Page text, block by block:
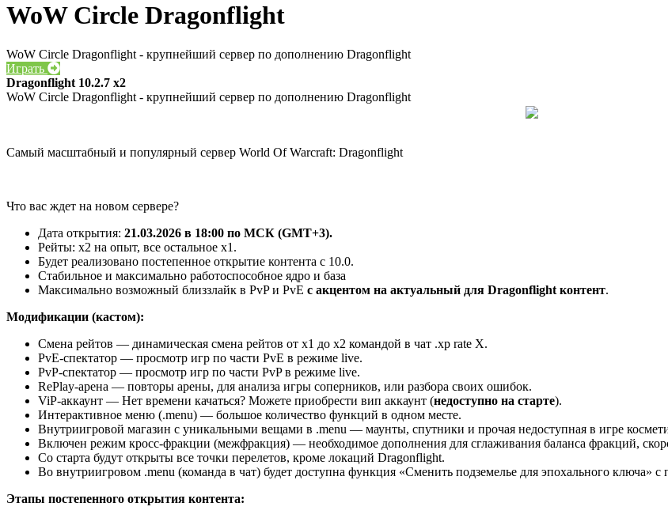
WoW Circle Dragonflight
WoW Circle Dragonflight - крупнейший сервер по дополнению Dragonflight
Играть
Dragonflight 10.2.7 x2
WoW Circle Dragonflight - крупнейший сервер по дополнению Dragonflight
Самый масштабный и популярный сервер World Of Warcraft: Dragonflight
Что вас ждет на новом сервере?
Дата открытия: 21.03.2026 в 18:00 по МСК (GMT+3).
Рейты: x2 на опыт, все остальное х1.
Будет реализовано постепенное открытие контента с 10.0.
Стабильное и максимально работоспособное ядро и база
Максимально возможный близзлайк в PvP и PvE с акцентом на актуальный для Dragonflight контент.
Модификации (кастом):
Смена рейтов — динамическая смена рейтов от х1 до х2 командой в чат .xp rate X.
PvE-спектатор — просмотр игр по части PvE в режиме live.
PvP-спектатор — просмотр игр по части PvP в режиме live.
RePlay-арена — повторы арены, для анализа игры соперников, или разбора своих ошибок.
ViP-аккаунт — Нет времени качаться? Можете приобрести вип аккаунт (недоступно на старте).
Интерактивное меню (.menu) — большое количество функций в одном месте.
Внутриигровой магазин с уникальными вещами в .menu — маунты, спутники и прочая недоступная в игре
Включен режим кросс-фракции (межфракция) — необходимое дополнения для сглаживания баланса фракций,
Со старта будут открыты все точки перелетов, кроме локаций Dragonflight.
Во внутриигровом .menu (команда в чат) будет доступна функция «Сменить подземелье для эпохального ключа»
Этапы постепенного открытия контента: